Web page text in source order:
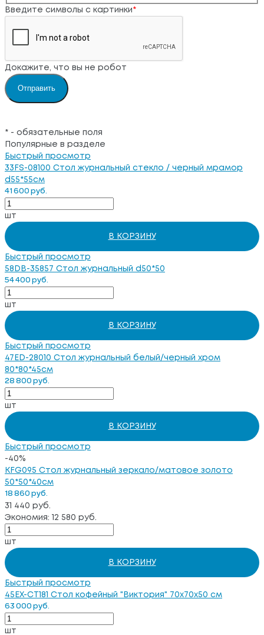
Введите символы с картинки*
Докажите, что вы не робот
* - обязательные поля
Популярные в разделе
Быстрый просмотр
33FS-08100 Стол журнальный стекло / черный мрамор
d55*55см
41 600 руб.
шт
В КОРЗИНУ
Быстрый просмотр
58DB-35857 Стол журнальный d50*50
54 400 руб.
шт
В КОРЗИНУ
Быстрый просмотр
47ED-28010 Стол журнальный белый/черный хром
80*80*45см
28 800 руб.
шт
В КОРЗИНУ
Быстрый просмотр
-40%
KFG095 Стол журнальный зеркало/матовое золото
50*50*40см
18 860 руб.
31 440 руб.
Экономия: 12 580 руб.
шт
В КОРЗИНУ
Быстрый просмотр
45EX-CT181 Стол кофейный "Виктория" 70х70х50 см
63 000 руб.
шт